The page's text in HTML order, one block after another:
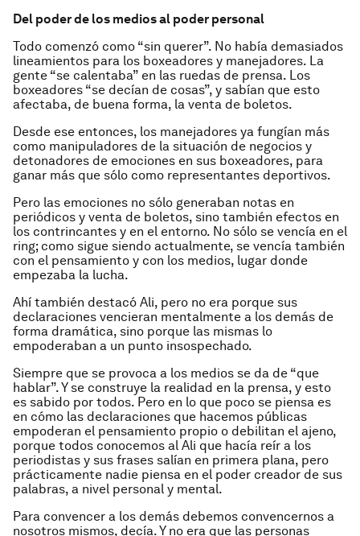
Del poder de los medios al poder personal
Todo comenzó como “sin querer”. No había demasiados
lineamientos para los boxeadores y manejadores. La
gente “se calentaba” en las ruedas de prensa. Los
boxeadores “se decían de cosas”, y sabían que esto
afectaba, de buena forma, la venta de boletos.
Desde ese entonces, los manejadores ya fungían más
como manipuladores de la situación de negocios y
detonadores de emociones en sus boxeadores, para
ganar más que sólo como representantes deportivos.
Pero las emociones no sólo generaban notas en
periódicos y venta de boletos, sino también efectos en
los contrincantes y en el entorno. No sólo se vencía en el
ring; como sigue siendo actualmente, se vencía también
con el pensamiento y con los medios, lugar donde
empezaba la lucha.
Ahí también destacó Ali, pero no era porque sus
declaraciones vencieran mentalmente a los demás de
forma dramática, sino porque las mismas lo
empoderaban a un punto insospechado.
Siempre que se provoca a los medios se da de “que
hablar”. Y se construye la realidad en la prensa, y esto
es sabido por todos. Pero en lo que poco se piensa es
en cómo las declaraciones que hacemos públicas
empoderan el pensamiento propio o debilitan el ajeno,
porque todos conocemos al Ali que hacía reír a los
periodistas y sus frases salían en primera plana, pero
prácticamente nadie piensa en el poder creador de sus
palabras, a nivel personal y mental.
Para convencer a los demás debemos convencernos a
nosotros mismos, decía. Y no era que las personas